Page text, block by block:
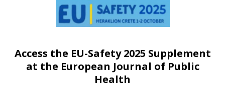
Access the EU-Safety 2025 Supplement
at the European Journal of Public
Health